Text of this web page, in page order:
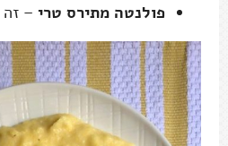
פולנטה מתירס טרי –